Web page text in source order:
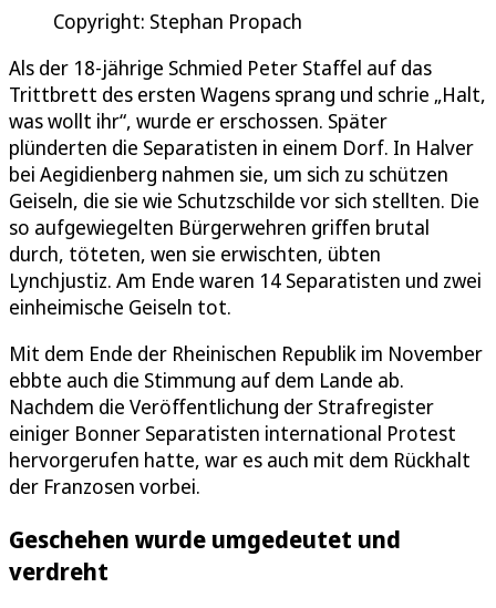
Copyright: Stephan Propach
Als der 18-jährige Schmied Peter Staffel auf das
Trittbrett des ersten Wagens sprang und schrie „Halt,
was wollt ihr“, wurde er erschossen. Später
plünderten die Separatisten in einem Dorf. In Halver
bei Aegidienberg nahmen sie, um sich zu schützen
Geiseln, die sie wie Schutzschilde vor sich stellten. Die
so aufgewiegelten Bürgerwehren griffen brutal
durch, töteten, wen sie erwischten, übten
Lynchjustiz. Am Ende waren 14 Separatisten und zwei
einheimische Geiseln tot.
Mit dem Ende der Rheinischen Republik im November
ebbte auch die Stimmung auf dem Lande ab.
Nachdem die Veröffentlichung der Strafregister
einiger Bonner Separatisten international Protest
hervorgerufen hatte, war es auch mit dem Rückhalt
der Franzosen vorbei.
Geschehen wurde umgedeutet und
verdreht